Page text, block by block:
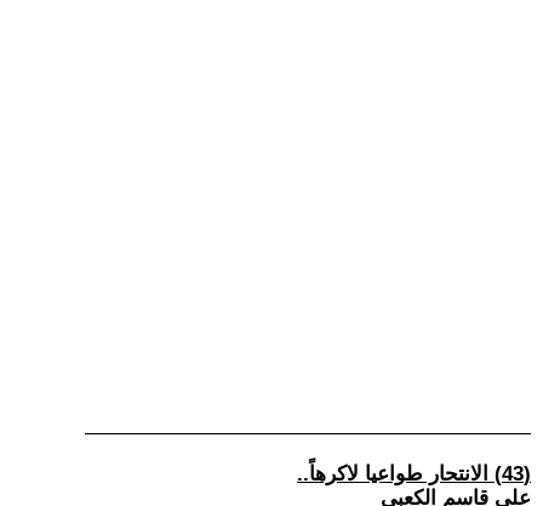
(43) الانتحار طواعيا لاكرهاً..
علي قاسم الكعبي